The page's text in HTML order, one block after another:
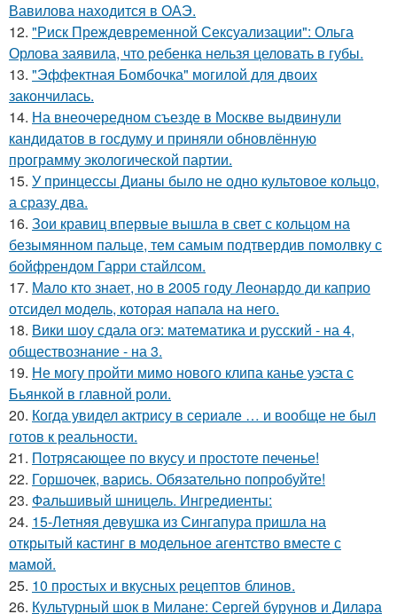
Вавилова находится в ОАЭ.
12. "Риск Преждевременной Сексуализации": Ольга
Орлова заявила, что ребенка нельзя целовать в губы.
13. "Эффектная Бомбочка" могилой для двоих
закончилась.
14. На внеочередном съезде в Москве выдвинули
кандидатов в госдуму и приняли обновлённую
программу экологической партии.
15. У принцессы Дианы было не одно культовое кольцо,
а сразу два.
16. Зои кравиц впервые вышла в свет с кольцом на
безымянном пальце, тем самым подтвердив помолвку с
бойфрендом Гарри стайлсом.
17. Мало кто знает, но в 2005 году Леонардо ди каприо
отсидел модель, которая напала на него.
18. Вики шоу сдала огэ: математика и русский - на 4,
обществознание - на 3.
19. Не могу пройти мимо нового клипа канье уэста с
Бьянкой в главной роли.
20. Когда увидел актрису в сериале … и вообще не был
готов к реальности.
21. Потрясающее по вкусу и простоте печенье!
22. Горшочек, варись. Обязательно попробуйте!
23. Фальшивый шницель. Ингредиенты:
24. 15-Летняя девушка из Сингапура пришла на
открытый кастинг в модельное агентство вместе с
мамой.
25. 10 простых и вкусных рецептов блинов.
26. Культурный шок в Милане: Сергей бурунов и Дилара